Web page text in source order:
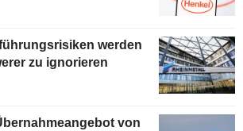
werden
zu ignorieren
von